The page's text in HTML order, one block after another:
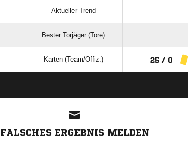
Aktueller Trend
Bester Torjäger (Tore)
Karten (Team/Offiz.) 25 / 0
FALSCHES ERGEBNIS MELDEN